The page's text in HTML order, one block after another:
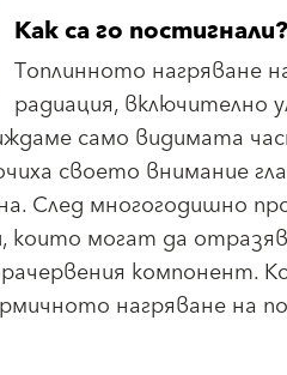
Как са го постигнали?
Топлинното нагряване
радиация,
само видимата
своето внимание
След многогодишно
могат да
компонент.
нагряване на